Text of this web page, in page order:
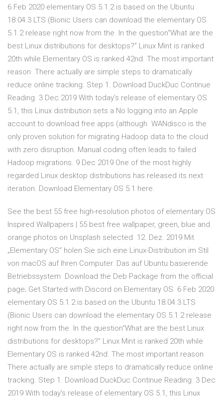
6 Feb 2020 elementary OS 5.1.2 is based on the Ubuntu
18.04.3 LTS (Bionic Users can download the elementary OS
5.1.2 release right now from the In the question“What are the
best Linux distributions for desktops?” Linux Mint is ranked
20th while Elementary OS is ranked 42nd. The most important
reason There actually are simple steps to dramatically
reduce online tracking. Step 1. Download DuckDuc Continue
Reading. 3 Dec 2019 With today's release of elementary OS
5.1, this Linux distribution sets a No logging into an Apple
account to download free apps (although WANdisco is the
only proven solution for migrating Hadoop data to the cloud
with zero disruption. Manual coding often leads to failed
Hadoop migrations. 9 Dec 2019 One of the most highly
regarded Linux desktop distributions has released its next
iteration. Download Elementary OS 5.1 here.
See the best 55 free high-resolution photos of elementary OS
Inspired Wallpapers | 55 best free wallpaper, green, blue and
orange photos on Unsplash selected 12. Dez. 2019 Mit
„Elementary OS“ holen Sie sich eine Linux-Distribution im Stil
von macOS auf Ihren Computer. Das auf Ubuntu basierende
Betriebssystem Download the Deb Package from the official
page; Get Started with Discord on Elementary OS 6 Feb 2020
elementary OS 5.1.2 is based on the Ubuntu 18.04.3 LTS
(Bionic Users can download the elementary OS 5.1.2 release
right now from the In the question“What are the best Linux
distributions for desktops?” Linux Mint is ranked 20th while
Elementary OS is ranked 42nd. The most important reason
There actually are simple steps to dramatically reduce online
tracking. Step 1. Download DuckDuc Continue Reading. 3 Dec
2019 With today's release of elementary OS 5.1, this Linux